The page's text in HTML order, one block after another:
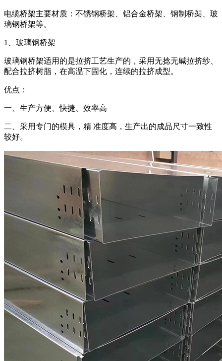
电缆桥架主要材质：不锈钢桥架、铝合金桥架、钢制桥架、玻
璃钢桥架等。
1、玻璃钢桥架
玻璃钢桥架适用的是拉挤工艺生产的，采用无捻无碱拉挤纱、
配合拉挤树脂，在高温下固化，连续的拉挤成型。
优点：
一、生产方便、快捷、效率高
二、采用专门的模具，精 准度高，生产出的成品尺寸一致性
较好。